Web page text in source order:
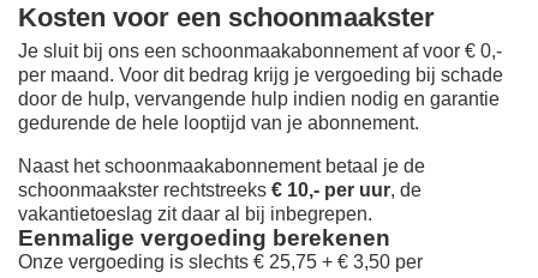
Kosten voor een schoonmaakster
Je sluit bij ons een schoonmaakabonnement af voor € 0,-
per maand. Voor dit bedrag krijg je vergoeding bij schade
door de hulp, vervangende hulp indien nodig en garantie
gedurende de hele looptijd van je abonnement.
Naast het schoonmaakabonnement betaal je de
schoonmaakster rechtstreeks € 10,- per uur, de
vakantietoeslag zit daar al bij inbegrepen.
Eenmalige vergoeding berekenen
Onze vergoeding is slechts € 25,75 + € 3,50 per